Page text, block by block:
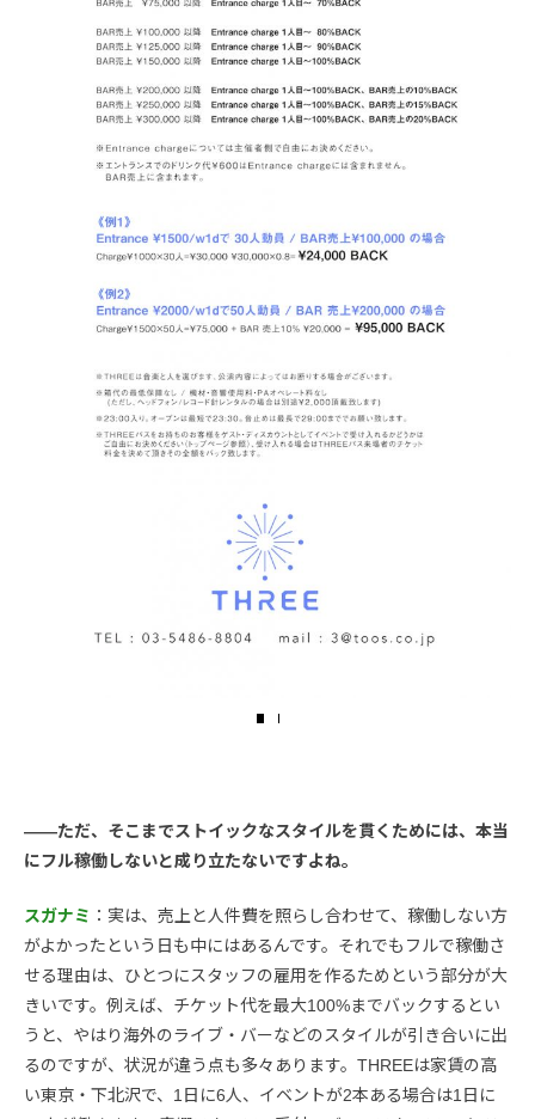
――ただ、そこまでストイックなスタイルを貫くためには、本当
にフル稼働しないと成り立たないですよね。
スガナミ ：実は、売上と人件費を照らし合わせて、稼働しない方
がよかったという日も中にはあるんです。それでもフルで稼働さ
せる理由は、ひとつにスタッフの雇用を作るためという部分が大
きいです。例えば、チケット代を最大100%までバックするとい
うと、やはり海外のライブ・バーなどのスタイルが引き合いに出
るのですが、状況が違う点も多々あります。THREEは家賃の高
い東京・下北沢で、1日に6人、イベントが2本ある場合は1日に